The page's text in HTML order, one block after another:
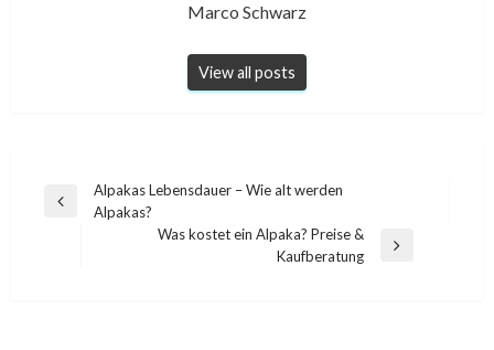
Marco Schwarz
View all posts
Beitragsnavigation
Previous
Alpakas Lebensdauer – Wie alt werden
Alpakas?
Was kostet ein Alpaka? Preise &
Kaufberatung